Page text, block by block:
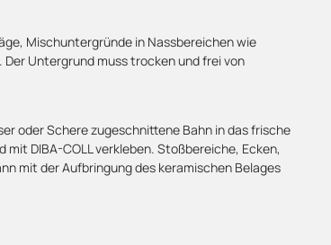
Mischuntergründe in Nassbereichen wie
Untergrund muss trocken und frei von
oder Schere zugeschnittene Bahn in das frische
DIBA-COLL verkleben. Stoßbereiche, Ecken,
mit der Aufbringung des keramischen Belages